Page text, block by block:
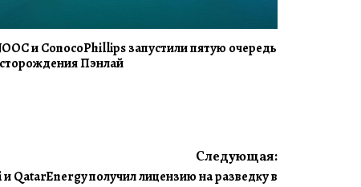
и ConocoPhillips запустили пятую очередь
Пэнлай
Следующая:
QatarEnergy получил лицензию на разведку в